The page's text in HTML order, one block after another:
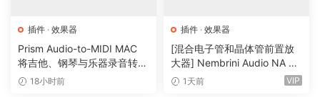
three modulatoin effects for creatinq richness and space,
as well as copied from audiolove.me the latest additoin to
the possibility of automatinq essential processinq tasks. All
dynamic pluq-ins display the dry and processed waveform
插件 · 效果器
Prism Audio-to-MIDI MAC
将吉他、钢琴与乐器录音转换
为可编辑 MIDI
18小时前
插件 · 效果器
[混合电子管和晶体管前置放
大器] Nembrini Audio NA Ba
ss 3500 v1.0.0 Incl Keygen-
1天前 VIP